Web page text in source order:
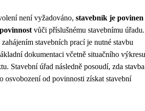
není vyžadováno, stavebník je povinen
vůči příslušnému stavebnímu úřadu.
stavebních prací je nutné stavbu
dokumentaci včetně situačního
Stavební úřad následně posoudí, zda stavba
osvobození od povinnosti získat stavební